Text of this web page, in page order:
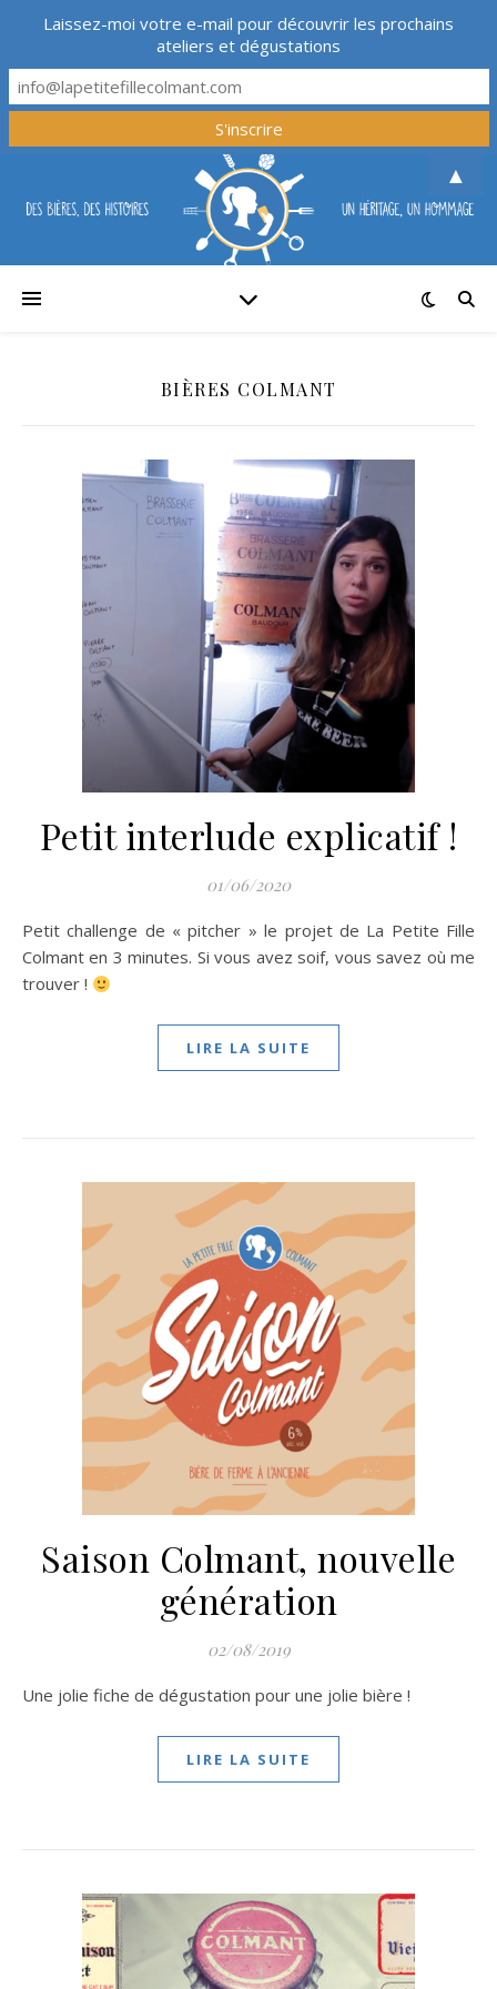
BIÈRES COLMANT
Petit interlude explicatif !
01/06/2020
Petit challenge de « pitcher » le projet de La Petite Fille
Colmant en 3 minutes. Si vous avez soif, vous savez où me
trouver !
LIRE LA SUITE
Saison Colmant, nouvelle
génération
02/08/2019
Une jolie fiche de dégustation pour une jolie bière !
LIRE LA SUITE
Laissez-moi votre e-mail pour découvrir les prochains
ateliers et dégustations
▲